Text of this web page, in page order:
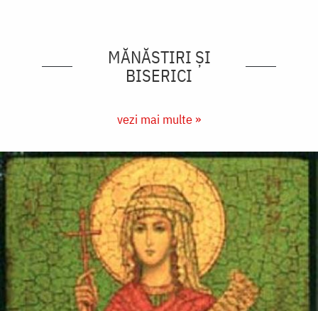
MĂNĂSTIRI ȘI
BISERICI
vezi mai multe »